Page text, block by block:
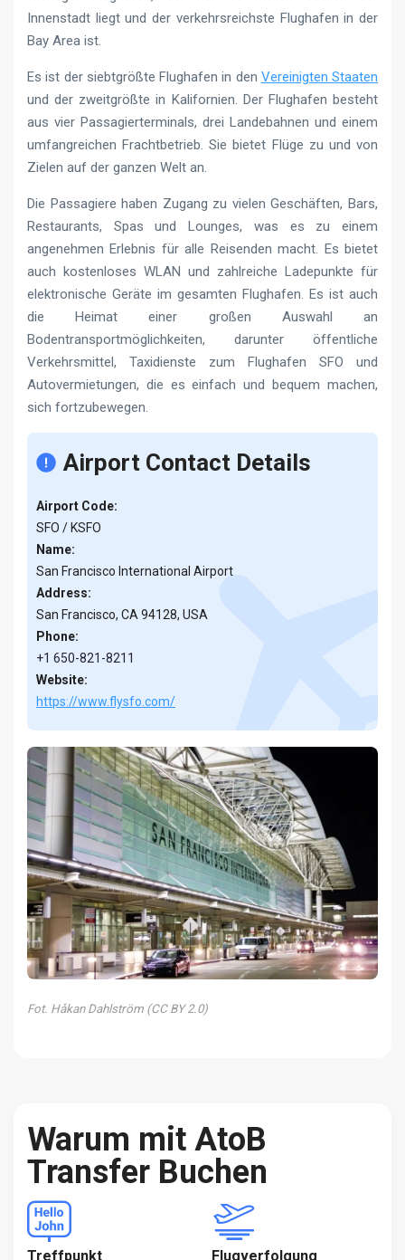
Innenstadt liegt und der verkehrsreichste Flughafen in der
Bay Area ist.
Es ist der siebtgrößte Flughafen in den Vereinigten Staaten
und der zweitgrößte in Kalifornien. Der Flughafen besteht
aus vier Passagierterminals, drei Landebahnen und einem
umfangreichen Frachtbetrieb. Sie bietet Flüge zu und von
Zielen auf der ganzen Welt an.
Die Passagiere haben Zugang zu vielen Geschäften, Bars,
Restaurants, Spas und Lounges, was es zu einem
angenehmen Erlebnis für alle Reisenden macht. Es bietet
auch kostenloses WLAN und zahlreiche Ladepunkte für
elektronische Geräte im gesamten Flughafen. Es ist auch
die Heimat einer großen Auswahl an
Bodentransportmöglichkeiten, darunter öffentliche
Verkehrsmittel, Taxidienste zum Flughafen SFO und
Autovermietungen, die es einfach und bequem machen,
sich fortzubewegen.
Airport Contact Details
Airport Code:
SFO / KSFO
Name:
San Francisco International Airport
Address:
San Francisco, CA 94128, USA
Phone:
+1 650-821-8211
Website:
https://www.flysfo.com/
Fot. Håkan Dahlström (CC BY 2.0)
Warum mit AtoB
Transfer Buchen
Treffpunkt Flugverfolgung